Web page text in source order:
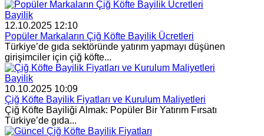
Bayilik
12.10.2025 12:10
Popüler Markaların Çiğ Köfte Bayilik Ücretleri
Türkiye’de gıda sektöründe yatırım yapmayı düşünen
girişimciler için çiğ köfte...
Bayilik
10.10.2025 10:09
Çiğ Köfte Bayilik Fiyatları ve Kurulum Maliyetleri
Çiğ Köfte Bayiliği Almak: Popüler Bir Yatırım Fırsatı
Türkiye’de gıda...